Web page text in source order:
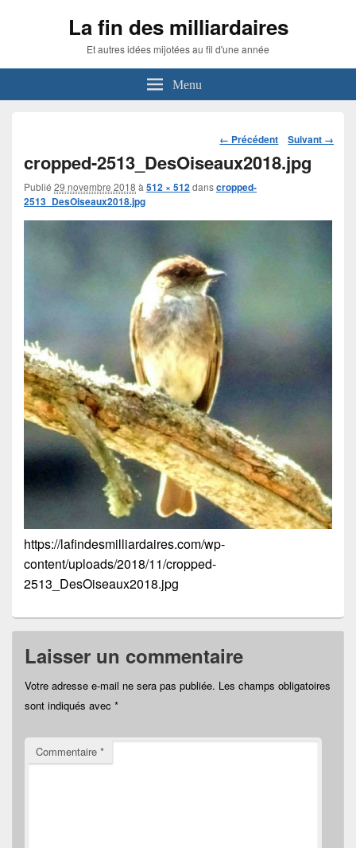
La fin des milliardaires
Et autres idées mijotées au fil d'une année
Menu
Navigation
dans
les
images
← Précédent Suivant →
cropped-2513_DesOiseaux2018.jpg
Publié 29 novembre 2018 à 512 × 512danscropped-
2513_DesOiseaux2018.jpg
https://lafindesmilliardaires.com/wp-
content/uploads/2018/11/cropped-
2513_DesOiseaux2018.jpg
Laisser un commentaire
Votre adresse e-mail ne sera pas publiée. Les champs obligatoires
sont indiqués avec *
Commentaire *